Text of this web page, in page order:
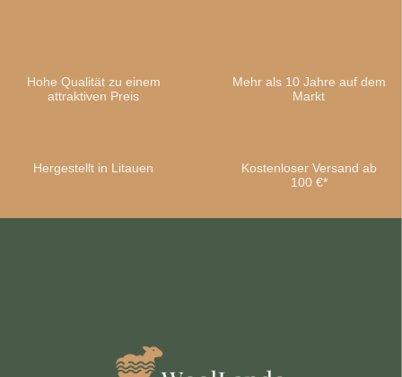
Hohe Qualität zu einem
attraktiven Preis
Mehr als 10 Jahre auf dem
Markt
Hergestellt in Litauen
Kostenloser Versand ab
100 €*